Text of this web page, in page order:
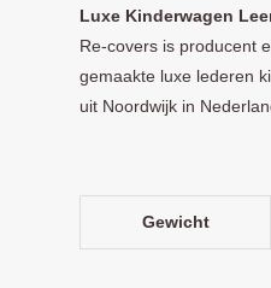
Luxe Kinderwagen
Re-covers is producent
gemaakte luxe lederen
uit Noordwijk in
Gewicht